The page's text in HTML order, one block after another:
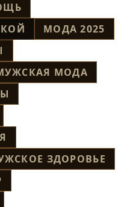
МОДА 2025
МОДА
ЗДОРОВЬЕ